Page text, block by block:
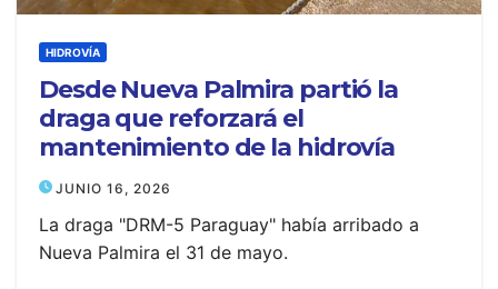
HIDROVÍA
Desde Nueva Palmira partió la
draga que reforzará el
mantenimiento de la hidrovía
JUNIO 16, 2026
La draga "DRM-5 Paraguay" había arribado a
Nueva Palmira el 31 de mayo.